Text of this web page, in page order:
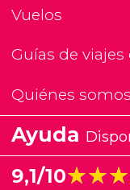
Vuelos
Guías de viajes
Quiénes somos
Ayuda
9,1/10